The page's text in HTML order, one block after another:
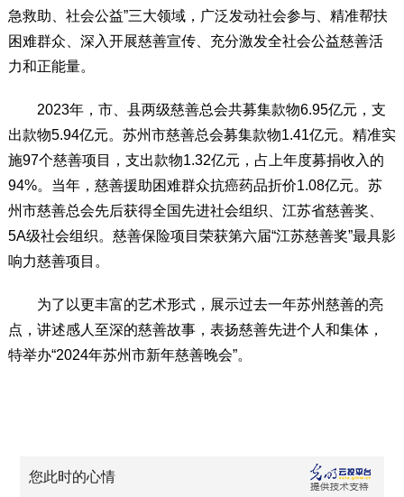
急救助、社会公益”三大领域，广泛发动社会参与、精准帮扶
困难群众、深入开展慈善宣传、充分激发全社会公益慈善活
力和正能量。
2023年，市、县两级慈善总会共募集款物6.95亿元，支
出款物5.94亿元。苏州市慈善总会募集款物1.41亿元。精准实
施97个慈善项目，支出款物1.32亿元，占上年度募捐收入的
94%。当年，慈善援助困难群众抗癌药品折价1.08亿元。苏
州市慈善总会先后获得全国先进社会组织、江苏省慈善奖、
5A级社会组织。慈善保险项目荣获第六届“江苏慈善奖”最具影
响力慈善项目。
为了以更丰富的艺术形式，展示过去一年苏州慈善的亮
点，讲述感人至深的慈善故事，表扬慈善先进个人和集体，
特举办“2024年苏州市新年慈善晚会”。
您此时的心情